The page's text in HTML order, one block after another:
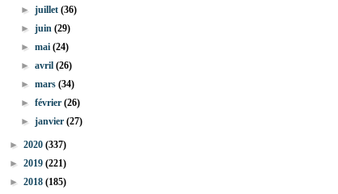
►juillet(36)
►juin(29)
►mai(24)
►avril(26)
►mars(34)
►février(26)
►janvier(27)
► 2020 (337)
► 2019 (221)
► 2018 (185)